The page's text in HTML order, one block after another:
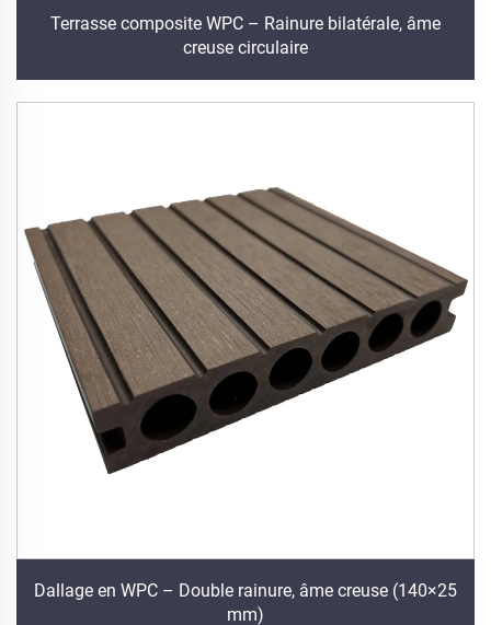
Terrasse composite WPC – Rainure bilatérale, âme
creuse circulaire
Dallage en WPC – Double rainure, âme creuse (140×25
mm)